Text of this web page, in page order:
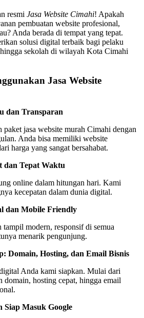
resmi Jasa Website Cimahi! Apakah
pembuatan website profesional,
Anda berada di tempat yang tepat.
solusi digital terbaik bagi pelaku
sekolah di wilayah Kota Cimahi
Jasa Website
dan Transparan
jasa website murah Cimahi dengan
Anda bisa memiliki website
harga yang sangat bersahabat.
dan Tepat Waktu
online dalam hitungan hari. Kami
kecepatan dalam dunia digital.
dan Mobile Friendly
tampil modern, responsif di semua
menarik pengunjung.
Domain, Hosting, dan Email Bisnis
Anda kami siapkan. Mulai dari
domain, hosting cepat, hingga email
Siap Masuk Google